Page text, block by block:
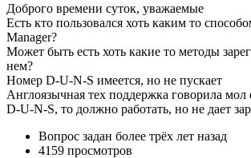
Доброго времени суток, уважаемые
Есть кто пользовался хоть каким то
Manager?
Может быть есть хоть какие то методы
нем?
Номер D-U-N-S имеется, но не пускает
Англоязычная тех поддержка говорила мол
D-U-N-S, то должно работать, но не дает
Вопрос задан более трёх лет назад
4159 просмотров